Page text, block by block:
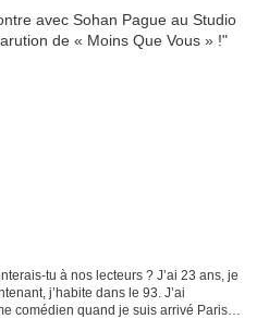
tu à nos lecteurs ? J’ai 23 ans, je
j’habite dans le 93. J’ai
comédien quand je suis arrivé Paris